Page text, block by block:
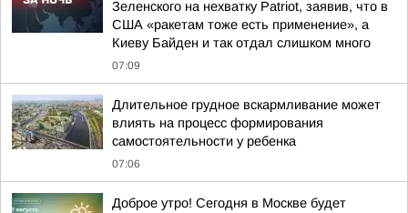
Зеленского на нехватку Patriot, заявив, что в
США «ракетам тоже есть применение», а
Киеву Байден и так отдал слишком много
07:09
Длительное грудное вскармливание может
влиять на процесс формирования
самостоятельности у ребенка
07:06
Доброе утро! Сегодня в Москве будет